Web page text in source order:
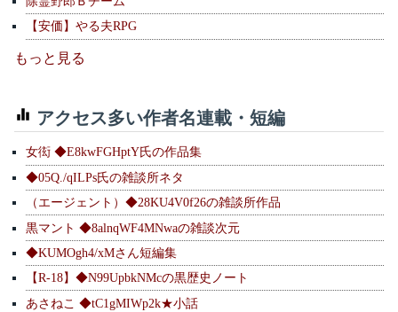
【安価】やる夫RPG
もっと見る
アクセス多い作者名連載・短編
女衒 ◆E8kwFGHptY氏の作品集
◆05Q./qILPs氏の雑談所ネタ
（エージェント）◆28KU4V0f26の雑談所作品
黒マント ◆8alnqWF4MNwaの雑談次元
◆KUMOgh4/xMさん短編集
【R-18】◆N99UpbkNMcの黒歴史ノート
あさねこ ◆tC1gMIWp2k★小話